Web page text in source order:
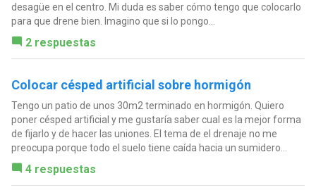
desagüe en el centro. Mi duda es saber cómo tengo que colocarlo
para que drene bien. Imagino que si lo pongo...
2 respuestas
Colocar césped artificial sobre hormigón
Tengo un patio de unos 30m2 terminado en hormigón. Quiero
poner césped artificial y me gustaría saber cual es la mejor forma
de fijarlo y de hacer las uniones. El tema de el drenaje no me
preocupa porque todo el suelo tiene caída hacia un sumidero...
4 respuestas